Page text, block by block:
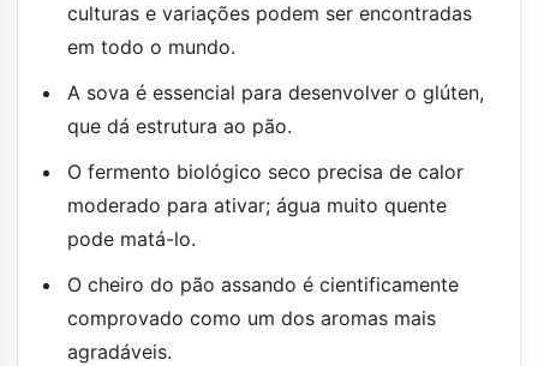
culturas e variações podem ser encontradas
em todo o mundo.
A sova é essencial para desenvolver o glúten,
que dá estrutura ao pão.
O fermento biológico seco precisa de calor
moderado para ativar; água muito quente
pode matá-lo.
O cheiro do pão assando é cientificamente
comprovado como um dos aromas mais
agradáveis.